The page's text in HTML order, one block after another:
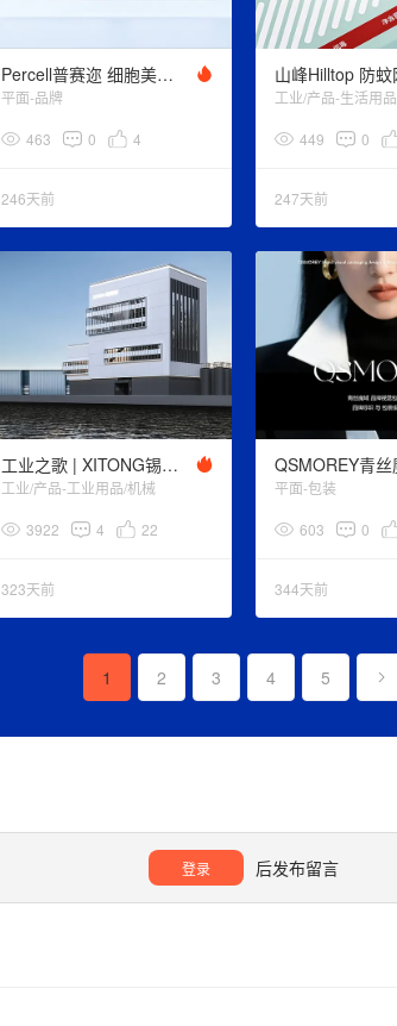
Percell普赛迩 细胞美学 - 深海鲛人系列护肤品设计
平面-品牌
463 0 4
246天前
工业/产品-生活用品
449 0
247天前
工业之歌 | XITONG锡通科技 超大型工业外衣设计
工业/产品-工业用品/机械
3922 4 22
323天前
平面-包装
603 0
344天前
1 2 3 4 5
登录 后发布留言